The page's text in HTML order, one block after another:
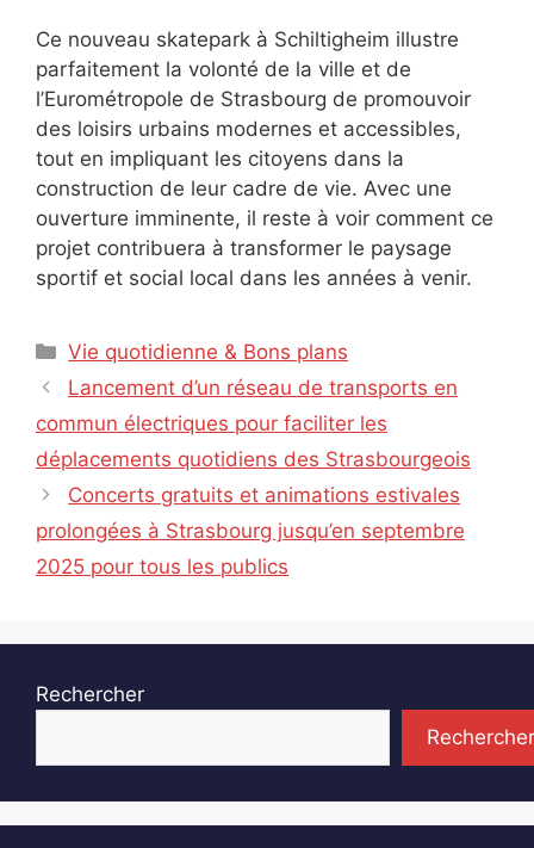
Ce nouveau skatepark à Schiltigheim illustre
parfaitement la volonté de la ville et de
l’Eurométropole de Strasbourg de promouvoir
des loisirs urbains modernes et accessibles,
tout en impliquant les citoyens dans la
construction de leur cadre de vie. Avec une
ouverture imminente, il reste à voir comment ce
projet contribuera à transformer le paysage
sportif et social local dans les années à venir.
Catégories
Vie quotidienne & Bons plans
Lancement d’un réseau de transports en
commun électriques pour faciliter les
déplacements quotidiens des Strasbourgeois
Concerts gratuits et animations estivales
prolongées à Strasbourg jusqu’en septembre
2025 pour tous les publics
Rechercher
Rechercher